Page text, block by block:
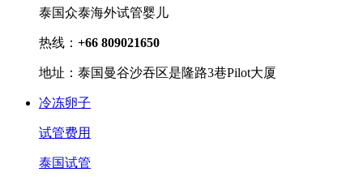
泰国众泰海外试管婴儿
热线： +66 809021650
地址：泰国曼谷沙吞区是隆路3巷Pilot大厦
冷冻卵子
试管费用
泰国试管